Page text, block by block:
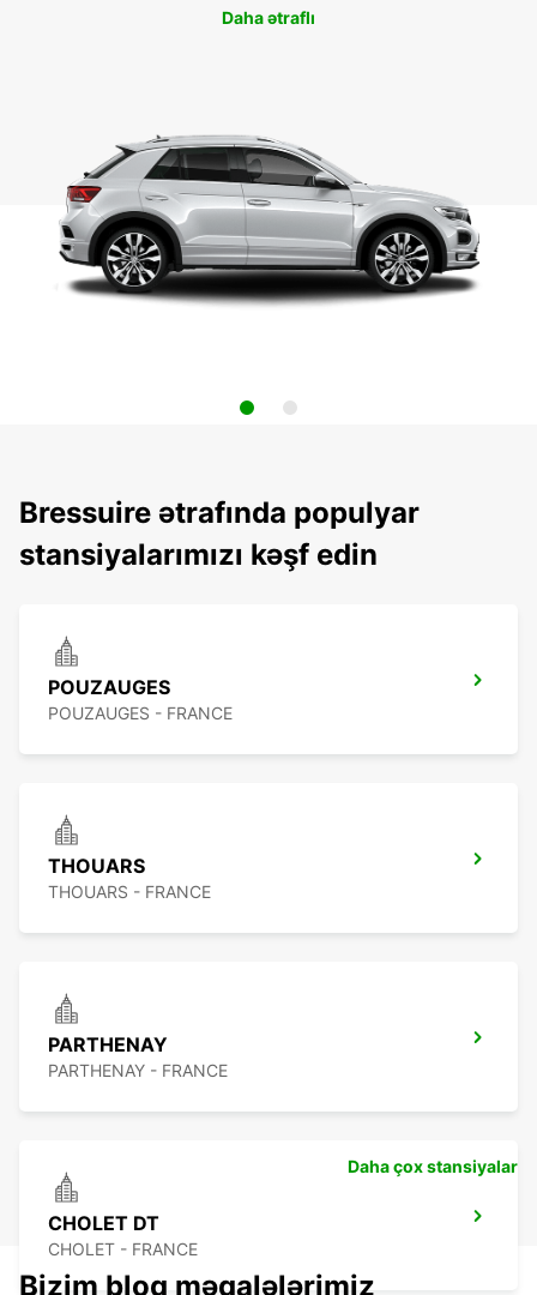
Daha ətraflı
Bressuire ətrafında populyar
stansiyalarımızı kəşf edin
POUZAUGES
POUZAUGES - FRANCE
THOUARS
THOUARS - FRANCE
PARTHENAY
PARTHENAY - FRANCE
CHOLET DT
CHOLET - FRANCE
Daha çox stansiyalar
Bizim bloq məqalələrimiz